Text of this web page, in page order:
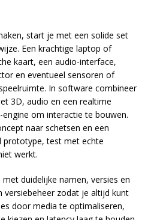
start je met een solide set
Een krachtige laptop of
kaart, een audio-interface,
en eventueel sensoren of
In software combineer
3D, audio en een realtime
om interactie te bouwen.
naar schetsen en een
prototype, test met echte
werkt.
duidelijke namen, versies en
versiebeheer zodat je altijd kunt
door media te optimaliseren,